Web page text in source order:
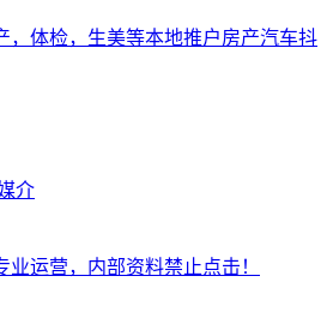
，体检，生美等本地推户房产汽车抖
介
运营，内部资料禁止点击！